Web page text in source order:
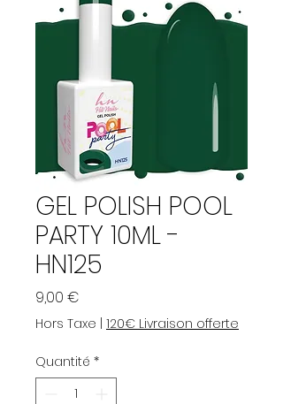
GEL POLISH POOL
PARTY 10ML -
HN125
9,00 €
Hors Taxe 120€ Livraison offerte
Quantité *